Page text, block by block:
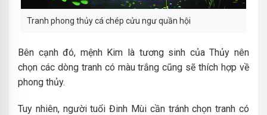
Tranh phong thủy cá chép cửu ngư quần hội
Bên cạnh đó, mệnh Kim là tương sinh của Thủy nên
chọn các dòng tranh có màu trắng cũng sẽ thích hợp về
phong thủy.
Tuy nhiên, người tuổi Đinh Mùi cần tránh chọn tranh có